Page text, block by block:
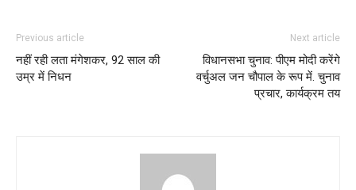
Previous article
नहीं रही लता मंगेशकर, 92 साल की
उम्र में निधन
Next article
विधानसभा चुनाव: पीएम मोदी करेंगे
वर्चुअल जन चौपाल के रूप में. चुनाव
प्रचार, कार्यक्रम तय